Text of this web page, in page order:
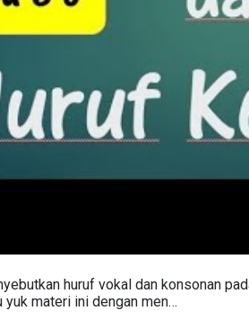
huruf vokal dan konsonan
yuk materi ini dengan men…